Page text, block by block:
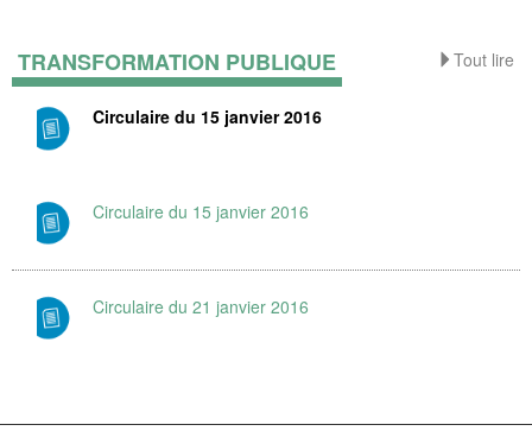
Tout lire
TRANSFORMATION PUBLIQUE
Circulaire du 15 janvier 2016
Circulaire du 15 janvier 2016
Circulaire du 21 janvier 2016